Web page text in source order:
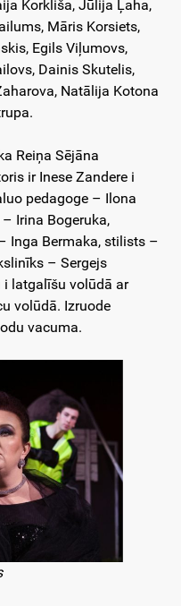
Korkliša, Jūlija Ļaha,
Māris Korsiets,
Egils Viļumovs,
Dainis Skutelis,
Natālija Kotona
Reiņa Sējāna
ir Inese Zandere i
pedagoge – Ilona
Irina Bogeruka,
Inga Bermaka, stilists –
– Sergejs
i latgalīšu volūdā ar
volūdā. Izruode
vacuma.